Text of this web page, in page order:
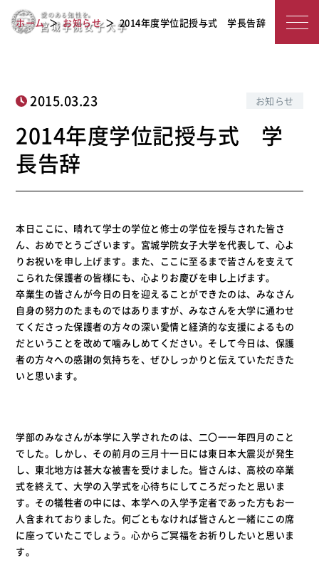
宮
女
大
2014年度学位記授与式 学長告辞
ホーム お知らせ 2014年度学位記授与式 学長告辞
2015.03.23 お知らせ
2014年度学位記授与式 学
長告辞
本日ここに、晴れて学士の学位と修士の学位を授与された皆さ
ん、おめでとうございます。宮城学院女子大学を代表して、心よ
りお祝いを申し上げます。また、ここに至るまで皆さんを支えて
こられた保護者の皆様にも、心よりお慶びを申し上げます。
卒業生の皆さんが今日の日を迎えることができたのは、みなさん
自身の努力のたまものではありますが、みなさんを大学に通わせ
てくださった保護者の方々の深い愛情と経済的な支援によるもの
だということを改めて噛みしめてください。そして今日は、保護
者の方々への感謝の気持ちを、ぜひしっかりと伝えていただきた
いと思います。
学部のみなさんが本学に入学されたのは、二〇一一年四月のこと
でした。しかし、その前月の三月十一日には東日本大震災が発生
し、東北地方は甚大な被害を受けました。皆さんは、高校の卒業
式を終えて、大学の入学式を心待ちにしてころだったと思いま
す。その犠牲者の中には、本学への入学予定者であった方もお一
人含まれておりました。何ごともなければ皆さんと一緒にこの席
に座っていたこでしょう。心からご冥福をお祈りしたいと思いま
す。